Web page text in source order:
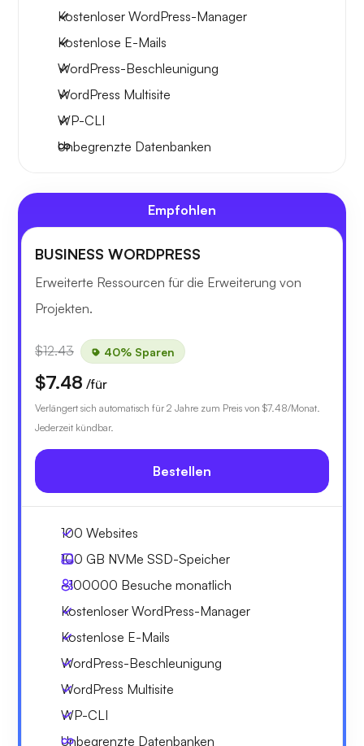
Kostenloser WordPress-Manager
Kostenlose E-Mails
WordPress-Beschleunigung
WordPress Multisite
WP-CLI
Unbegrenzte Datenbanken
Empfohlen
BUSINESS WORDPRESS
Erweiterte Ressourcen für die Erweiterung von
Projekten.
$12.43 40% Sparen
$7.48 /für
Verlängert sich automatisch für 2 Jahre zum Preis von $7.48/Monat.
Jederzeit kündbar.
Bestellen
100 Websites
100 GB NVMe SSD-Speicher
~100000 Besuche monatlich
Kostenloser WordPress-Manager
Kostenlose E-Mails
WordPress-Beschleunigung
WordPress Multisite
WP-CLI
Unbegrenzte Datenbanken